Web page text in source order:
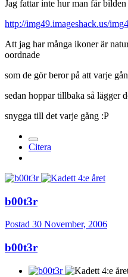
Jag fattar inte hur man får
http://img49.imageshack.us/
Att jag har många ikoner är
oordnade
som de gör beror på att varje
sedan hoppar tillbaka så lägger
snygga till det varje gång :P
Citera
b00t3r
Postad 30 November, 2006
b00t3r